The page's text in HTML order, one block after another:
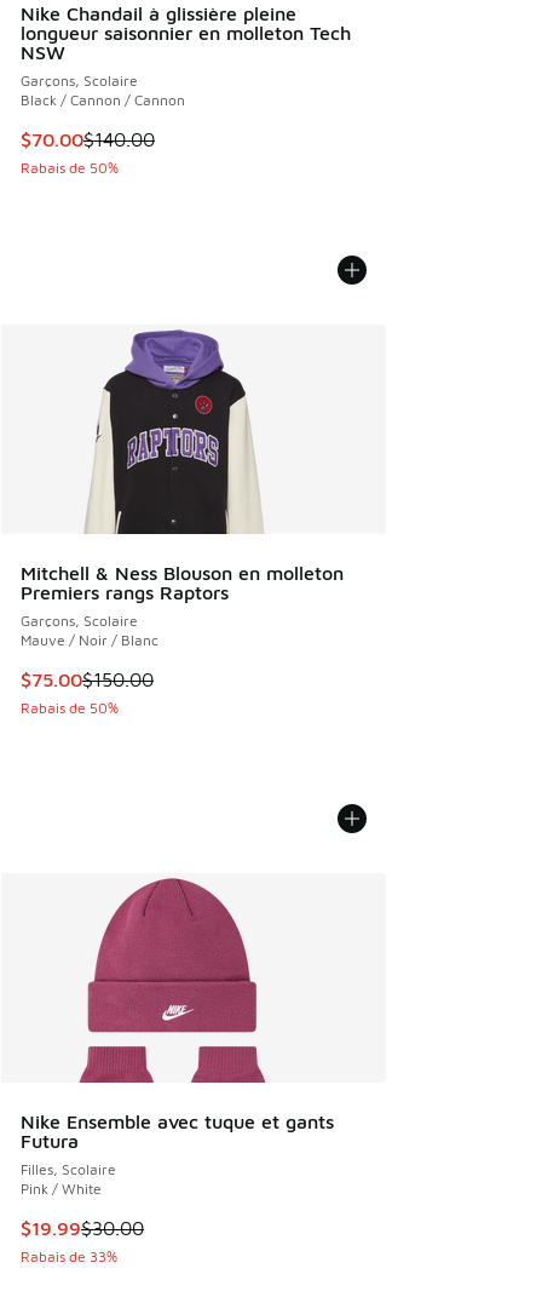
Nike Chandail à glissière pleine
longueur saisonnier en molleton Tech
NSW
Garçons, Scolaire
Black / Cannon / Cannon
Cet article est en solde. Le prix est passé de $140.00 à
$70.00$140.00
Rabais de 50%
Mitchell & Ness Blouson en molleton
Premiers rangs Raptors
Garçons, Scolaire
Mauve / Noir / Blanc
Cet article est en solde. Le prix est passé de $150.00 à
$75.00$150.00
Rabais de 50%
Nike Ensemble avec tuque et gants
Futura
Filles, Scolaire
Pink / White
Cet article est en solde. Le prix est passé de $30.00 à
$19.99$30.00
Rabais de 33%